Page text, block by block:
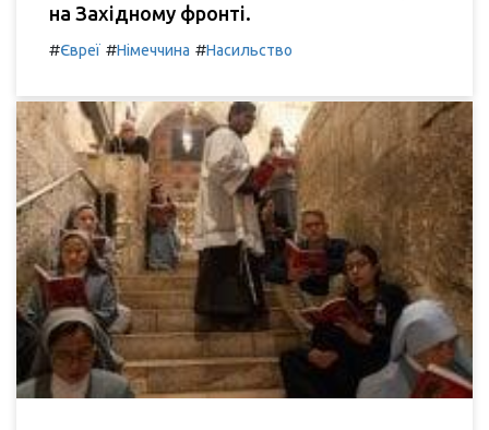
на Західному фронті.
#Євреї #Німеччина #Насильство